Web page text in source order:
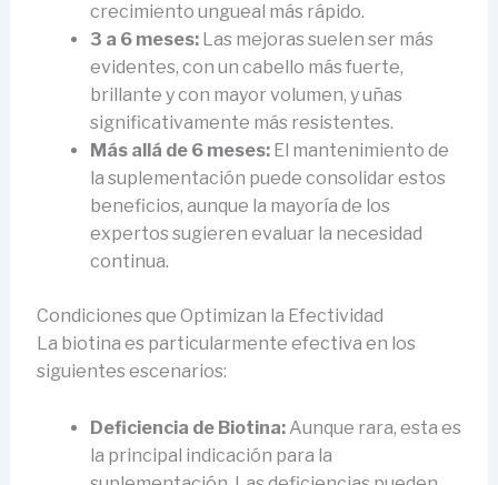
crecimiento ungueal más rápido.
3 a 6 meses:Las mejoras suelen ser más
evidentes, con un cabello más fuerte,
brillante y con mayor volumen, y uñas
significativamente más resistentes.
Más allá de 6 meses:El mantenimiento de
la suplementación puede consolidar estos
beneficios, aunque la mayoría de los
expertos sugieren evaluar la necesidad
continua.
Condiciones que Optimizan la Efectividad
La biotina es particularmente efectiva en los
siguientes escenarios:
Deficiencia de Biotina:Aunque rara, esta es
la principal indicación para la